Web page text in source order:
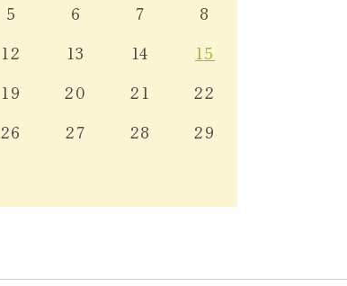
5 6 7
8
12 13 14
15
19 20 21
22
26 27 28
29